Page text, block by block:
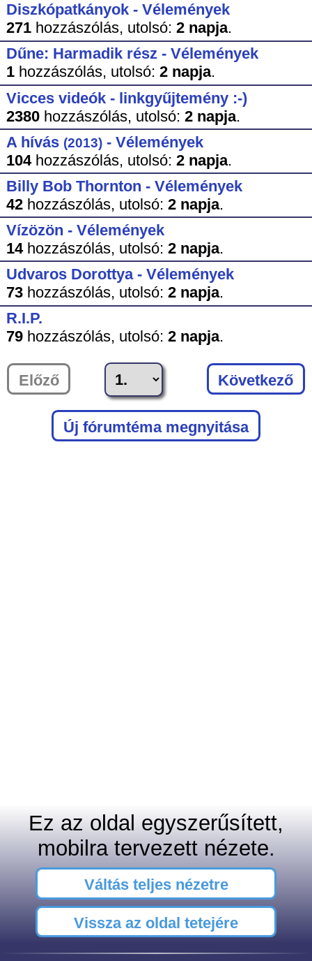
Diszkópatkányok - Vélemények
271hozzászólás, utolsó: 2 napja.
Dűne: Harmadik rész - Vélemények
1hozzászólás, utolsó: 2 napja.
Vicces videók - linkgyűjtemény :-)
2380hozzászólás, utolsó: 2 napja.
A hívás (2013)- Vélemények
104hozzászólás, utolsó: 2 napja.
Billy Bob Thornton - Vélemények
42hozzászólás, utolsó: 2 napja.
Vízözön - Vélemények
14hozzászólás, utolsó: 2 napja.
Udvaros Dorottya - Vélemények
73hozzászólás, utolsó: 2 napja.
R.I.P.
79hozzászólás, utolsó: 2 napja.
Előző Következő
Új fórumtéma megnyitása
Ez az oldal egyszerűsített,
mobilra tervezett nézete.
Váltás teljes nézetre
Vissza az oldal tetejére